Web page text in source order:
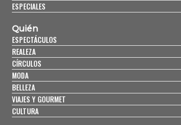
ESPECIALES
Quién
ESPECTÁCULOS
REALEZA
CÍRCULOS
MODA
BELLEZA
VIAJES Y GOURMET
CULTURA